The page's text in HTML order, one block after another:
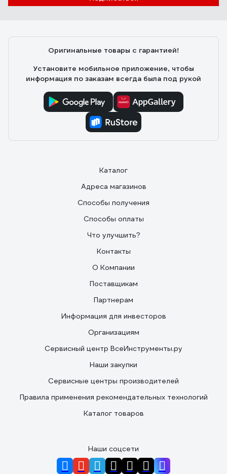
Оригинальные товары с гарантией!
Установите мобильное приложение, чтобы
информация по заказам всегда была под рукой
Каталог
Адреса магазинов
Способы получения
Способы оплаты
Что улучшить?
Контакты
О Компании
Поставщикам
Партнерам
Информация для инвесторов
Организациям
Сервисный центр ВсеИнструменты.ру
Наши закупки
Сервисные центры производителей
Правила применения рекомендательных технологий
Каталог товаров
Наши соцсети